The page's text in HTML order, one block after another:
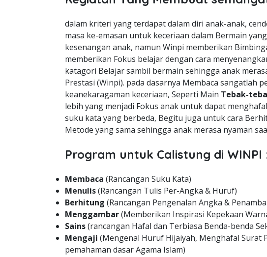
dalam kriteri yang terdapat dalam diri anak-anak,
masa ke-emasan untuk keceriaan dalam Bermain
kesenangan anak, namun Winpi memberikan
memberikan Fokus belajar dengan cara
katagori Belajar sambil bermain sehingga anak
Prestasi (Winpi). pada dasarnya Membaca sangatlah
keanekaragaman keceriaan, Seperti Main Tebak-
lebih yang menjadi Fokus anak untuk dapat
suku kata yang berbeda, Begitu juga untuk cara
Metode yang sama sehingga anak merasa nyaman
Program untuk Calistung di WINPI
Membaca (Rancangan Suku Kata)
Menulis(Rancangan Tulis Per-Angka & Huruf)
Berhitung (Rancangan Pengenalan Angka &
Menggambar(Memberikan Inspirasi Kepekaan
Sains(rancangan Hafal dan Terbiasa Benda-benda
Mengaji (Mengenal Huruf Hijaiyah, Menghafal Surat
pemahaman dasar Agama Islam)